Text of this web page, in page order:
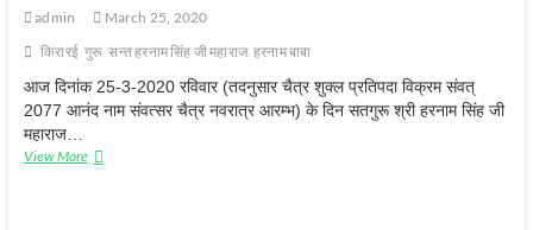
admin
March 25, 2020
किरारई गुरू सन्‍त हरनाम सिंह जी महाराज हरनाम बाबा
आज दिनांक 25-3-2020 रविवार (तदनुसार चैत्र शुक्‍ल प्रतिपदा विक्रम संवत्
2077 आनंद नाम संवत्‍सर चैत्र नवरात्र आरम्‍भ) के दिन सतगुरू श्री हरनाम सिंह जी
महाराज…
View Moreहमारे